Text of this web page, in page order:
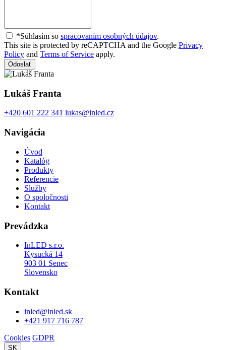
*Súhlasím so spracovaním osobných údajov.
This site is protected by reCAPTCHA and the Google Privacy
Policy and Terms of Service apply.
Odoslať
Lukáš Franta
+420 601 222 341 lukas@inled.cz
Navigácia
Úvod
Katalóg
Produkty
Referencie
Služby
O spoločnosti
Kontakt
Prevádzka
InLED s.r.o.
Kysucká 14
903 01 Senec
Slovensko
Kontakt
inled@inled.sk
+421 917 716 787
Cookies GDPR
SK